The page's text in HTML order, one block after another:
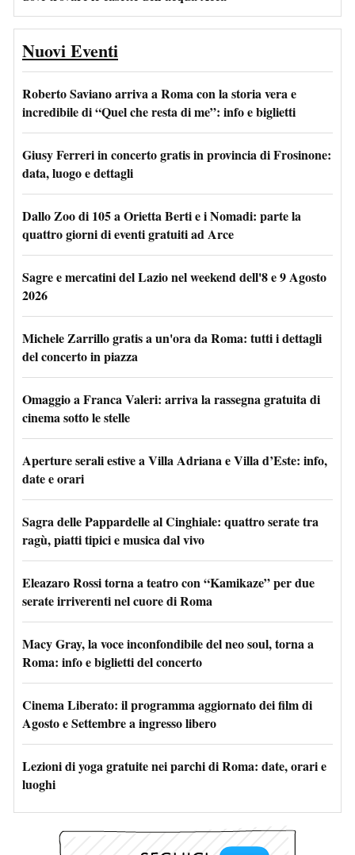
Nuovi Eventi
Roberto Saviano arriva a Roma con la storia vera e
incredibile di “Quel che resta di me”: info e biglietti
Giusy Ferreri in concerto gratis in provincia di Frosinone:
data, luogo e dettagli
Dallo Zoo di 105 a Orietta Berti e i Nomadi: parte la
quattro giorni di eventi gratuiti ad Arce
Sagre e mercatini del Lazio nel weekend dell'8 e 9 Agosto
2026
Michele Zarrillo gratis a un'ora da Roma: tutti i dettagli
del concerto in piazza
Omaggio a Franca Valeri: arriva la rassegna gratuita di
cinema sotto le stelle
Aperture serali estive a Villa Adriana e Villa d’Este: info,
date e orari
Sagra delle Pappardelle al Cinghiale: quattro serate tra
ragù, piatti tipici e musica dal vivo
Eleazaro Rossi torna a teatro con “Kamikaze” per due
serate irriverenti nel cuore di Roma
Macy Gray, la voce inconfondibile del neo soul, torna a
Roma: info e biglietti del concerto
Cinema Liberato: il programma aggiornato dei film di
Agosto e Settembre a ingresso libero
Lezioni di yoga gratuite nei parchi di Roma: date, orari e
luoghi